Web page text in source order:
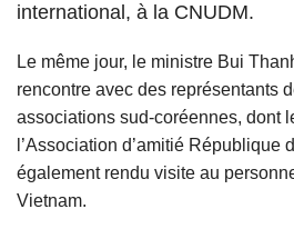
international, à la CNUDM.
Le même jour, le ministre Bui
rencontre avec des représentants
associations sud-coréennes, dont
l’Association d’amitié République
également rendu visite au
Vietnam.